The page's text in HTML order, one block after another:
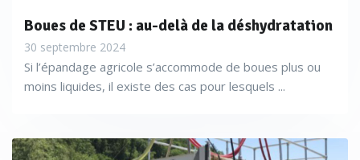
Boues de STEU : au-delà de la déshydratation
30 septembre 2024
Si l’épandage agricole s’accommode de boues plus ou
moins liquides, il existe des cas pour lesquels ...